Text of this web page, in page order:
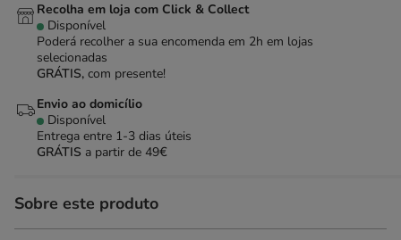
Recolha em loja com Click & Collect
Disponível
Poderá recolher a sua encomenda em 2h em lojas
selecionadas
GRÁTIS, com presente!
Envio ao domicílio
Disponível
Entrega entre 1-3 dias úteis
GRÁTIS a partir de 49€
Sobre este produto